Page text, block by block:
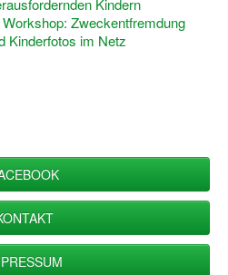
Kindern
Zweckentfremdung
Kinderfotos im Netz